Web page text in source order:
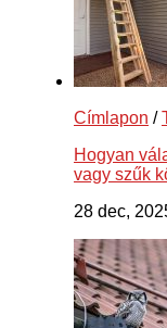
Címlapon /
Hogyan
vagy szűk
28 dec,